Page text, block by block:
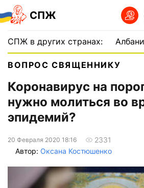
СПЖ
СПЖ в других странах:
ВОПРОС СВЯЩЕННИКУ
Коронавирус на
нужно молиться во
эпидемий?
20 Февраля 2020 18:16
2331
Автор: Оксана Костюшенко